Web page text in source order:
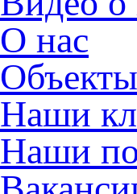
О нас
Объекты
Наши
Наши